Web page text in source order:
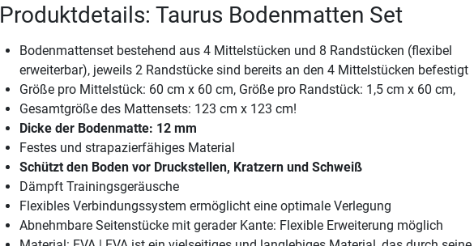
Produktdetails: Taurus Bodenmatten Set
Bodenmattenset bestehend aus 4 Mittelstücken und 8 Randstücken (flexibel
erweiterbar), jeweils 2 Randstücke sind bereits an den 4 Mittelstücken befestigt
Größe pro Mittelstück: 60 cm x 60 cm, Größe pro Randstück: 1,5 cm x 60 cm,
Gesamtgröße des Mattensets: 123 cm x 123 cm!
Dicke der Bodenmatte: 12 mm
Festes und strapazierfähiges Material
Schützt den Boden vor Druckstellen, Kratzern und Schweiß
Dämpft Trainingsgeräusche
Flexibles Verbindungssystem ermöglicht eine optimale Verlegung
Abnehmbare Seitenstücke mit gerader Kante: Flexible Erweiterung möglich